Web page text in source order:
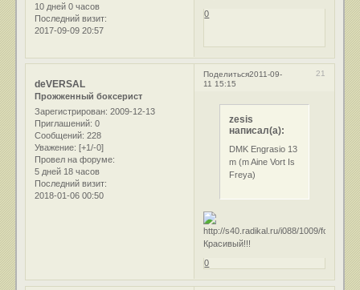
10 дней 0 часов
Последний визит:
2017-09-09 20:57
0
Поделиться 21
2011-09-
11 15:15
deVERSAL
Прожженный боксерист
Зарегистрирован: 2009-12-13
Приглашений: 0
Сообщений: 228
Уважение: [+1/-0]
Провел на форуме:
5 дней 18 часов
Последний визит:
2018-01-06 00:50
zesis
написал(а):
DMK Engrasio 13
m (m Aine Vort Is
Freya)
Красивый!!!
0